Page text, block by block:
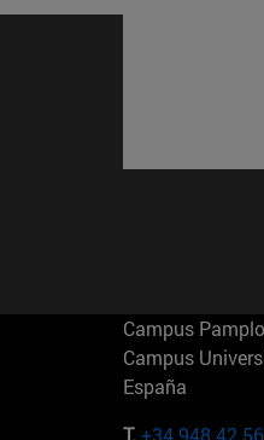
Campus
Campus
España
T. +34 948 42